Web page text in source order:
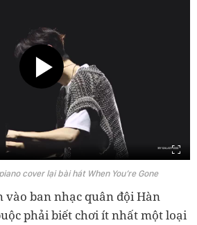
cover lại bài hát When You’re Gone
vào ban nhạc quân đội Hàn
phải biết chơi ít nhất một loại